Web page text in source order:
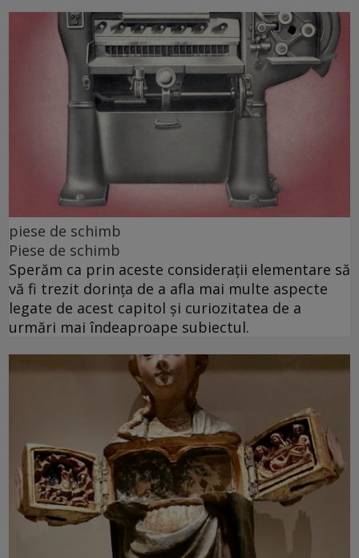
piese de schimb
Piese de schimb
Sperăm ca prin aceste considerații elementare să
vă fi trezit dorința de a afla mai multe aspecte
legate de acest capitol și curiozitatea de a
urmări mai îndeaproape subiectul.